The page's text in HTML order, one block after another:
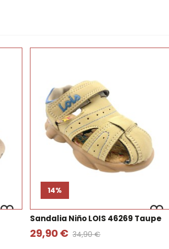
14%
Sandalia Niño LOIS 46269 Taupe
29,90 € 34,90 €